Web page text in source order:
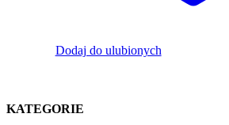
Dodaj do ulubionych
KATEGORIE